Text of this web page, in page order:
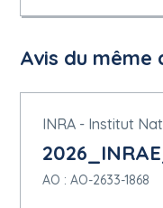
Nom officiel : ARS13
Numéro
Ville : Marseille
Code postal : 13003
Subdivision pays
Pays : France
Avis du même
INRA - Institut
AO : AO-2633-1868